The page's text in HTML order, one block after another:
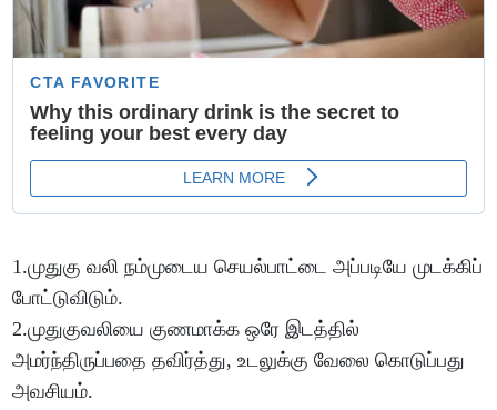
1.முதுகு வலி நம்முடைய செயல்பாட்டை அப்படியே முடக்கிப்
போட்டுவிடும்.
2.முதுகுவலியை குணமாக்க ஒரே இடத்தில்
அமர்ந்திருப்பதை தவிர்த்து, உடலுக்கு வேலை கொடுப்பது
அவசியம்.